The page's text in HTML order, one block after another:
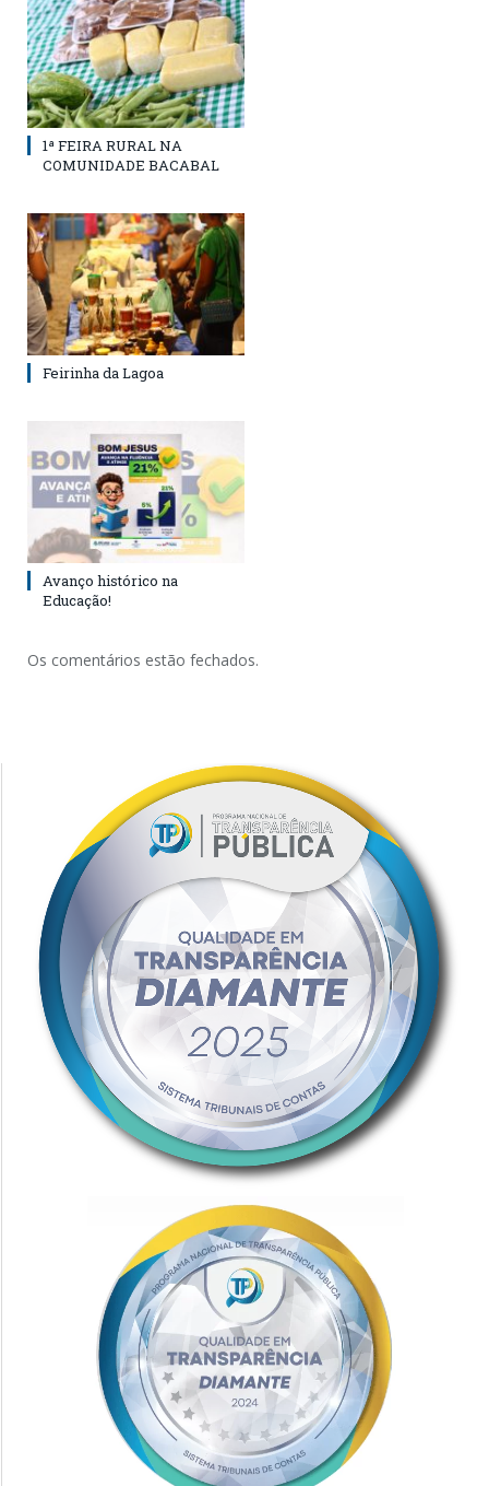
1ª FEIRA RURAL NA
COMUNIDADE BACABAL
Feirinha da Lagoa
Avanço histórico na
Educação!
Os comentários estão fechados.